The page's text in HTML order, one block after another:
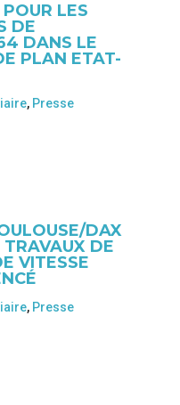
LES
DE
DANS LE
PLAN ETAT-
, Presse
DAX
TRAVAUX DE
VITESSE
, Presse